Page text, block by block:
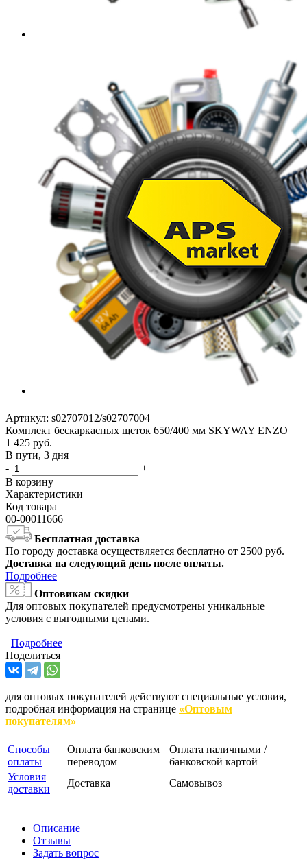
Артикул: s02707012/s02707004
Комплект бескаркасных щеток 650/400 мм SKYWAY ENZO
1 425 руб.
В пути, 3 дня
-
+
В корзину
Характеристики
Код товара
00-00011666
Бесплатная доставка
По городу доставка осуществляется бесплатно от 2500 руб.
Доставка на следующий день после оплаты.
Подробнее
Оптовикам скидки
Для оптовых покупателей предусмотрены уникальные
условия с выгодными ценами.
Подробнее
Поделиться
для оптовых покупателей действуют специальные условия,
подробная информация на странице «Оптовым
покупателям»
Способы
оплаты
Оплата банковским
переводом
Оплата наличными /
банковской картой
Условия
доставки
Доставка Самовывоз
Описание
Отзывы
Задать вопрос